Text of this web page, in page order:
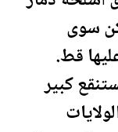
سوى
قط.
كبير